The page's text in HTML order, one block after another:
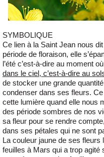
SYMBOLIQUE
Ce lien à la Saint Jean nous
période de floraison, elle
l’été c’est-à-dire au moment où
dans le ciel, c’est-à-dire au
de stocker une grande
condenser dans ses fleurs.
cette lumière quand elle nous
des période sombres de nos
sa fleur pour se rendre
dans ses pétales qui ne sont
La couleur jaune de ses fleurs
feuilles à Mars qui a trop